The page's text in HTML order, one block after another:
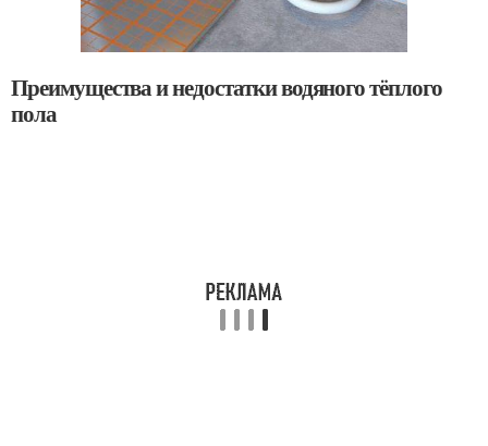
Преимущества и недостатки водяного тёплого
пола